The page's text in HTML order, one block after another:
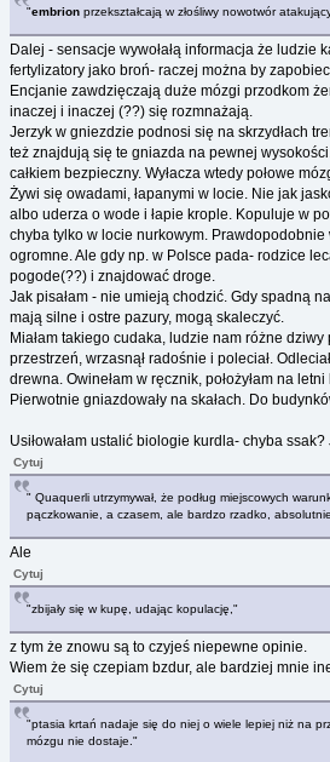
"embrionprzekształcają w złośliwy nowotwór
Dalej - sensacje wywołałą informacja że ludzie
fertylizatory jako broń- raczej można by
Encjanie zawdzięczają duże mózgi przodkom
inaczej i inaczej (??) się rozmnażają.
Jerzyk w gniezdzie podnosi się na skrzydłach
też znajdują się te gniazda na pewnej
całkiem bezpieczny. Wyłacza wtedy połowe
Żywi się owadami, łapanymi w locie. Nie jak
albo uderza o wode i łapie krople. Kopuluje w
chyba tylko w locie nurkowym.
ogromne. Ale gdy np. w Polsce pada- rodzice
pogode(??) i znajdować droge.
Jak pisałam - nie umieją chodzić. Gdy spadną
mają silne i ostre pazury, mogą skaleczyć.
Miałam takiego cudaka, ludzie nam różne
przestrzeń, wrzasnął radośnie i poleciał.
drewna. Owinełam w ręcznik, położyłam na
Pierwotnie gniazdowały na skałach. Do
Usiłowałam ustalić biologie kurdla- chyba
Cytuj
" Quaquerli utrzymywał, że podług miejscowych
pączkowanie, a czasem, ale bardzo rzadko,
Ale
Cytuj
"zbijały się w kupę, udając kopulację,"
z tym że znowu są to czyjeś niepewne opinie.
Wiem że się czepiam bzdur, ale bardziej mnie
Cytuj
"ptasia krtań nadaje się do niej o wiele lepiej niż na
mózgu nie dostaje."